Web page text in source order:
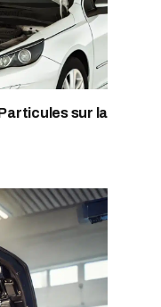
sur la